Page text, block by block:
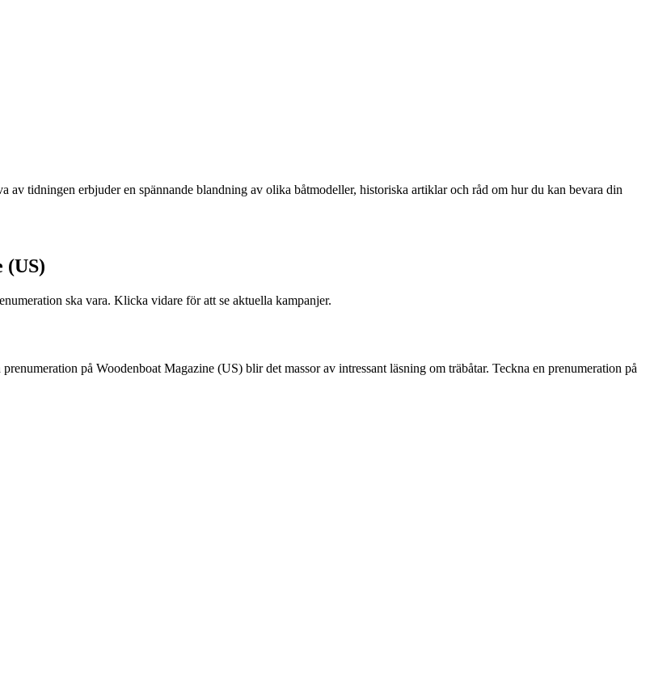
tidningen erbjuder en spännande blandning av olika båtmodeller, historiska artiklar och råd om hur du kan bevara din
(US)
ska vara. Klicka vidare för att se aktuella kampanjer.
på Woodenboat Magazine (US) blir det massor av intressant läsning om träbåtar. Teckna en prenumeration på